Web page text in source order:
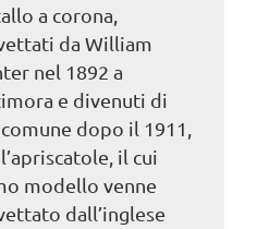
a corona,
da William
nel 1892 a
e divenuti di
dopo il 1911,
il cui
modello venne
dall’inglese